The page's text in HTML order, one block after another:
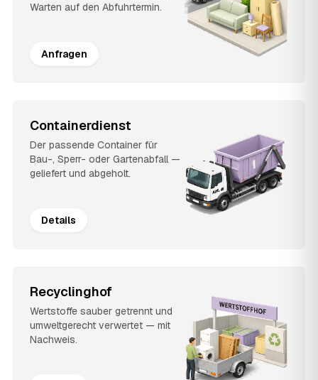
Warten auf den Abfuhrtermin.
Anfragen
Containerdienst
Der passende Container für
Bau-, Sperr- oder Gartenabfall —
geliefert und abgeholt.
Details
Recyclinghof
Wertstoffe sauber getrennt und
umweltgerecht verwertet — mit
Nachweis.